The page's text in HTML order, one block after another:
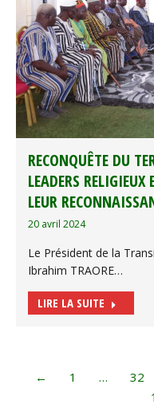
RECONQUÊTE DU
LEADERS
LEUR
20 avril 2024
Le Président de la
Ibrahim TRAORE…
LIRE LA SUITE
← 1 … 32